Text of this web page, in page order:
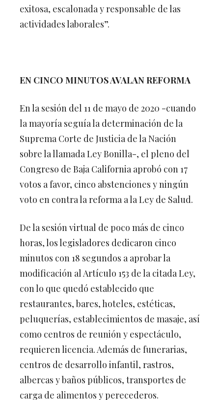
exitosa, escalonada y responsable de las
actividades laborales”.
EN CINCO MINUTOS AVALAN REFORMA
En la sesión del 11 de mayo de 2020 -cuando
la mayoría seguía la determinación de la
Suprema Corte de Justicia de la Nación
sobre la llamada Ley Bonilla-, el pleno del
Congreso de Baja California aprobó con 17
votos a favor, cinco abstenciones y ningún
voto en contra la reforma a la Ley de Salud.
De la sesión virtual de poco más de cinco
horas, los legisladores dedicaron cinco
minutos con 18 segundos a aprobar la
modificación al Artículo 153 de la citada Ley,
con lo que quedó establecido que
restaurantes, bares, hoteles, estéticas,
peluquerías, establecimientos de masaje, así
como centros de reunión y espectáculo,
requieren licencia. Además de funerarias,
centros de desarrollo infantil, rastros,
albercas y baños públicos, transportes de
carga de alimentos y perecederos.